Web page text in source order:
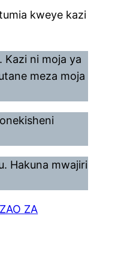
kweye kazi
Kazi ni moja ya
meza moja
Hakuna mwajiri
ZA